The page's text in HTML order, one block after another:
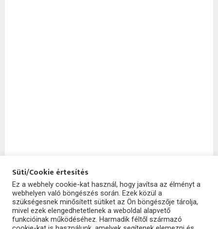
SzoftHub
Süti/Cookie értesítés
Ez a webhely cookie-kat használ, hogy javítsa az élményt a
webhelyen való böngészés során. Ezek közül a
szükségesnek minősített sütiket az Ön böngészője tárolja,
mivel ezek elengedhetetlenek a weboldal alapvető
funkcióinak működéséhez. Harmadik féltől származó